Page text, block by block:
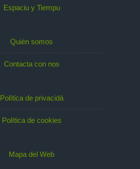
Espaciu y Tiempu
Quién somos
Contacta con nos
Política de privacidá
Política de cookies
Mapa del Web